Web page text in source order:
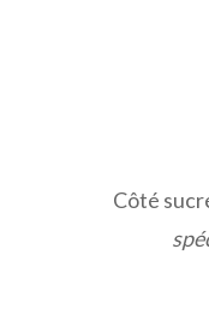
Côté